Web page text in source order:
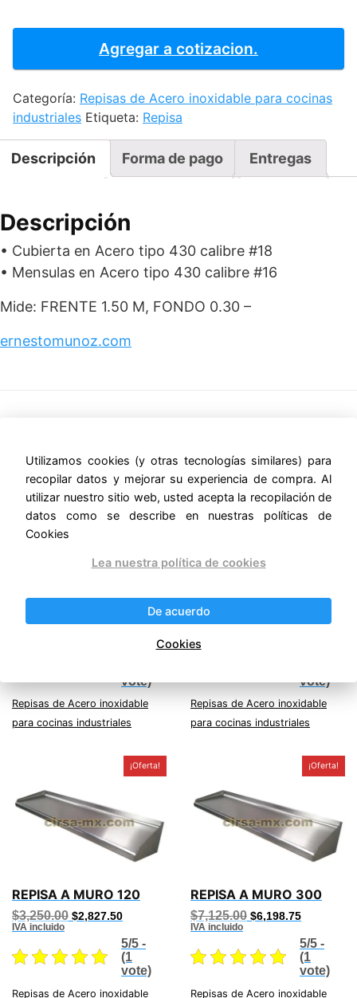
cantidad
Agregar a cotizacion.
Categoría: Repisas de Acero inoxidable para cocinas
industriales Etiqueta: Repisa
Descripción Forma de pago Entregas
Descripción
• Cubierta en Acero tipo 430 calibre #18
• Mensulas en Acero tipo 430 calibre #16
Mide: FRENTE 1.50 M, FONDO 0.30 –
ernestomunoz.com
Productos relacionados
¡Oferta!
REPISA A MURO 180
4,737.50 Original
$4,121.63Current
vote)
Repisas de Acero inoxidable
para cocinas industriales
¡Oferta!
REPISA A MURO 280
$6,726.25 Original
$5,851.84Current
vote)
Repisas de Acero inoxidable
para cocinas industriales
¡Oferta!
REPISA A MURO 120
$3,250.00 Original
$3,250.00.
$2,827.50Current
is:
$2,827.50.
IVA incluido
5/5 -
(1
vote)
Repisas de Acero inoxidable
¡Oferta!
REPISA A MURO 300
$7,125.00 Original
$7,125.00.
$6,198.75Current
is:
$6,198.75.
IVA incluido
5/5 -
(1
vote)
Repisas de Acero inoxidable
Utilizamos cookies (y otras tecnologías similares) para
recopilar datos y mejorar su experiencia de compra. Al
utilizar nuestro sitio web, usted acepta la recopilación de
datos como se describe en nuestras políticas de
Cookies
Lea nuestra política de cookies
De acuerdo
Cookies